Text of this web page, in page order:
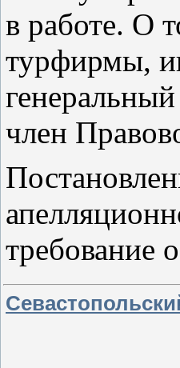
в работе. О
турфирмы,
член
требование